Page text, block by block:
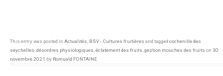
This entry was posted in Actualités BSV - Cultures fruitières and tagged cochenille des
seychelles désordres physiologiques éclatement des fruits gestion mouches des fruits on 30
novembre 2021 by Romuald FONTAINE